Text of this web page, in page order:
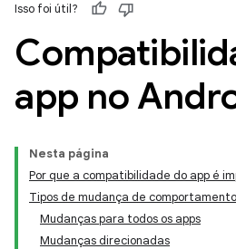
Isso foi útil?
app no
Nesta página
Por que a compatibilidade do app é
Tipos de mudança de
Mudanças para todos os apps
Mudanças direcionadas